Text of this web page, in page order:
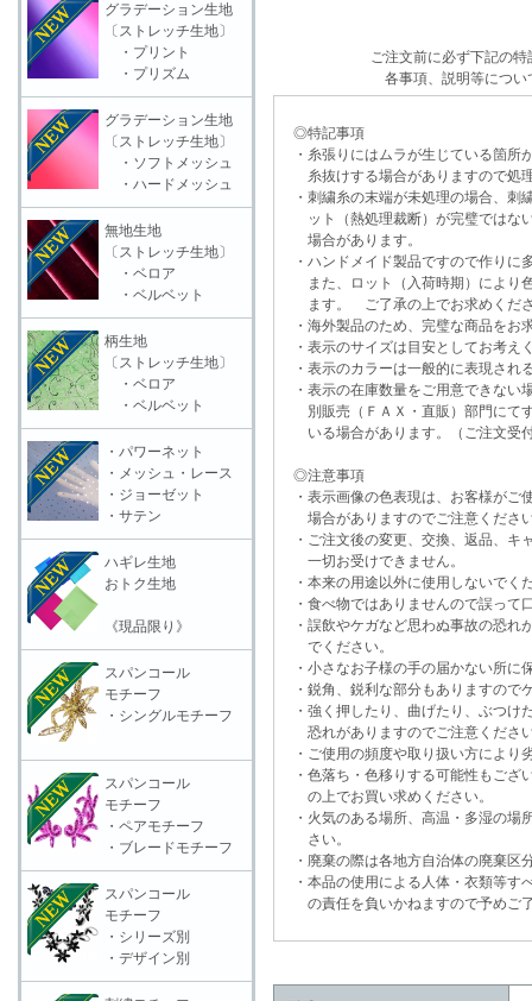
ご注文前に必ず下記の
各事項、説明等につい
◎特記事項
・糸張りにはムラが生じている箇所
糸抜けする場合がありますので処
・刺繍糸の末端が未処理の場合、刺
ット（熱処理裁断）が完璧ではな
場合があります。
・ハンドメイド製品ですので作りに
また、ロット（入荷時期）により
ます。 ご了承の上でお求めくだ
・海外製品のため、完璧な商品をお
・表示のサイズは目安としてお考え
・表示のカラーは一般的に表現され
・表示の在庫数量をご用意できな
別販売（ＦＡＸ・直販）部門にて
いる場合があります。（ご注文受
◎注意事項
・表示画像の色表現は、お客様がご
場合がありますのでご注意くださ
・ご注文後の変更、交換、返品、キ
一切お受けできません。
・本来の用途以外に使用しないでく
・食べ物ではありませんので誤って
・誤飲やケガなど思わぬ事故の恐れ
でください。
・小さなお子様の手の届かない所に
・鋭角、鋭利な部分もありますので
・強く押したり、曲げたり、ぶつけ
恐れがありますのでご注意くださ
・ご使用の頻度や取り扱い方により
・色落ち・色移りする可能性もござ
の上でお買い求めください。
・火気のある場所、高温・多湿の場
さい。
・廃棄の際は各地方自治体の廃棄区
・本品の使用による人体・衣類等す
の責任を負いかねますので予めご
グラデーション生地
〔ストレッチ生地〕
・プリント
・プリズム
グラデーション生地
〔ストレッチ生地〕
・ソフトメッシュ
・ハードメッシュ
無地生地
〔ストレッチ生地〕
・ベロア
・ベルベット
柄生地
〔ストレッチ生地〕
・ベロア
・ベルベット
・パワーネット
・メッシュ・レース
・ジョーゼット
・サテン
ハギレ生地
おトク生地
《現品限り》
スパンコール
モチーフ
・シングルモチーフ
スパンコール
モチーフ
・ペアモチーフ
・ブレードモチーフ
スパンコール
モチーフ
・シリーズ別
・デザイン別